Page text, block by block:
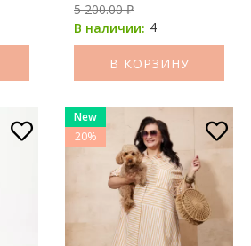
5 200.00 ₽
В наличии: 4
В КОРЗИНУ
New
20%